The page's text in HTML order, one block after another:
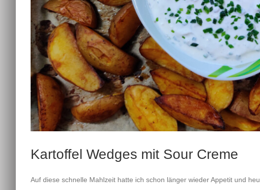
Kartoffel Wedges mit Sour Creme
Auf diese schnelle Mahlzeit hatte ich schon länger wieder Appetit und